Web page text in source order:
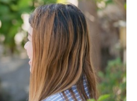
人│讀懂父親的
男人總是在一次
跟著孩子一起長